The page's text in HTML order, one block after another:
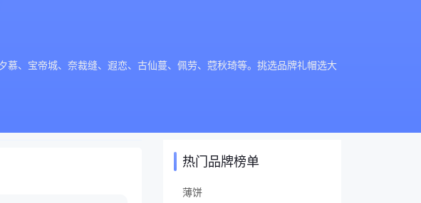
、宝帝城、奈裁缝、遐恋、古仙蔓、佩劳、蒄秋琦等。挑选品牌礼帽选大
热门品牌榜单
薄饼